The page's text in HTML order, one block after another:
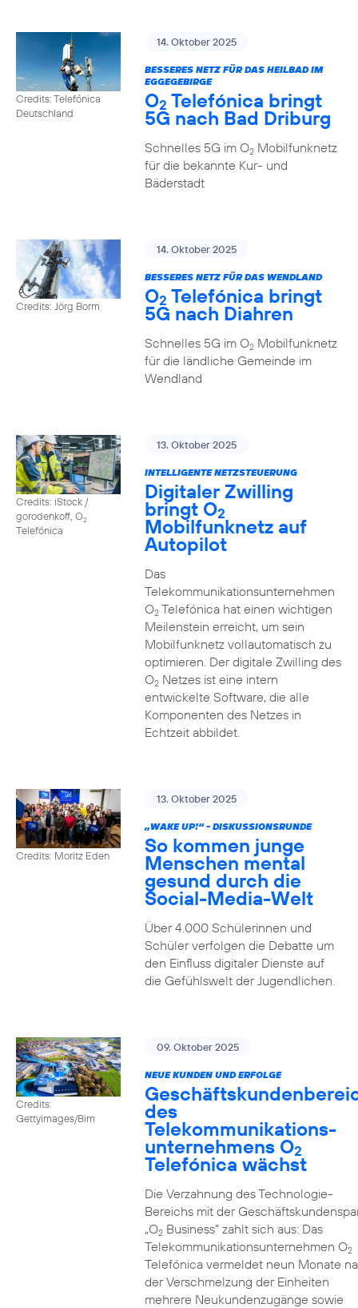
Credits: Telefónica
Deutschland
14. Oktober 2025
BESSERES NETZ FÜR DAS HEILBAD IM
EGGEGEBIRGE
O2 Telefónica bringt
5G nach Bad Driburg
Schnelles 5G im O2Mobilfunknetz
für die bekannte Kur- und
Bäderstadt
Credits: Jörg Borm
14. Oktober 2025
BESSERES NETZ FÜR DAS WENDLAND
O2 Telefónica bringt
5G nach Diahren
Schnelles 5G im O2Mobilfunknetz
für die ländliche Gemeinde im
Wendland
Credits: iStock /
gorodenkoff, O2
Telefónica
13. Oktober 2025
INTELLIGENTE NETZSTEUERUNG
Digitaler Zwilling
bringt O2
Mobilfunknetz auf
Autopilot
Das
Telekommunikationsunternehmen
O2Telefónica hat einen wichtigen
Meilenstein erreicht, um sein
Mobilfunknetz vollautomatisch zu
optimieren. Der digitale Zwilling des
O2Netzes ist eine intern
entwickelte Software, die alle
Komponenten des Netzes in
Echtzeit abbildet.
Credits: Moritz Eden
13. Oktober 2025
„WAKE UP!“ - DISKUSSIONSRUNDE
So kommen junge
Menschen mental
gesund durch die
Social-Media-Welt
Über 4.000 Schülerinnen und
Schüler verfolgen die Debatte um
den Einfluss digitaler Dienste auf
die Gefühlswelt der Jugendlichen.
Credits:
Gettyimages/Bim
09. Oktober 2025
NEUE KUNDEN UND ERFOLGE
des
Telekommunikations­
unternehmens O2
Telefónica wächst
Die Verzahnung des Technologie-
Bereichs mit der
„O2Business” zahlt sich aus: Das
Telekommunikationsunternehmen O2
Telefónica vermeldet neun Monate
der Verschmelzung der Einheiten
mehrere Neukundenzugänge sowie